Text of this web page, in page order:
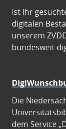
Ist Ihr
digitalen
unserem
bundesweit
Die
dem Service